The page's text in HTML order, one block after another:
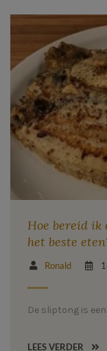
Hoe bereid ik
het beste
Ronald
De sliptong is
LEES VERDER